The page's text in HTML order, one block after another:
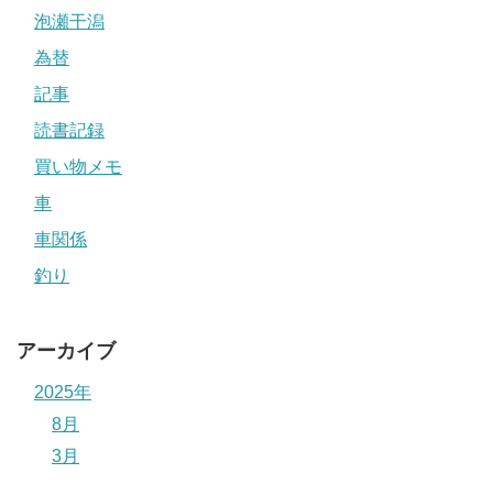
泡瀬干潟
為替
記事
読書記録
買い物メモ
車
車関係
釣り
アーカイブ
2025年
8月
3月